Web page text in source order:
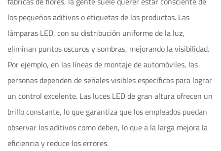
los pequeños aditivos o etiquetas de los productos. Las
lámparas LED, con su distribución uniforme de la luz,
eliminan puntos oscuros y sombras, mejorando la visibilidad.
Por ejemplo, en las líneas de montaje de automóviles, las
personas dependen de señales visibles específicas para lograr
un control excelente. Las luces LED de gran altura ofrecen un
brillo constante, lo que garantiza que los empleados puedan
observar los aditivos como deben, lo que a la larga mejora la
eficiencia y reduce los errores.